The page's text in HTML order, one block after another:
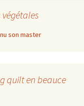
végétales
son master
quilt en beauce